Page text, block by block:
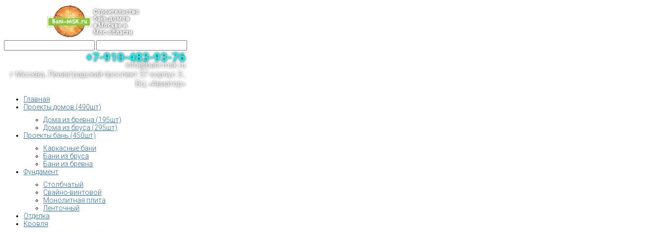
Строительство
бань,домов
в Москве и
Мос.области
+7-910-483-93-76
info@bani-msk.ru
г.Москва, Ленинградский проспект 37 корпус 3 ,
БЦ «Авиатор»
Главная
Проекты домов (490шт)
Дома из бревна (195шт)
Дома из бруса (295шт)
Проекты бань (450шт)
Каркасные бани
Бани из бруса
Бани из бревна
Фундамент
Столбчатый
Свайно-винтовой
Монолитная плита
Ленточный
Отделка
Кровля